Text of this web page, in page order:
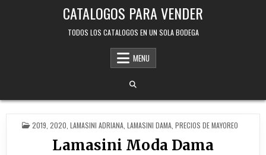
CATALOGOS PARA VENDER
TODOS LOS CATALOGOS EN UN SOLA BODEGA
MENU
POSTED
IN
2019 2020 LAMASINI ADRIANA LAMASINI DAMA PRECIOS DE MAYOREO
Lamasini Moda Dama